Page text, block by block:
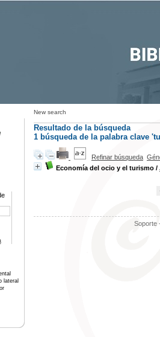
New search
Resultado de la búsqueda
1 búsqueda de la palabra clave
Refinar búsqueda
Economía del ocio y el turismo /
Soporte
lateral